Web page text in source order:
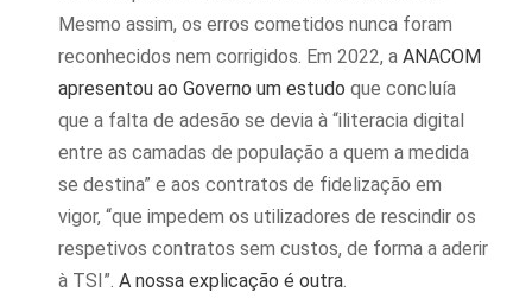
Mesmo assim, os erros cometidos nunca foram
reconhecidos nem corrigidos. Em 2022, a ANACOM
apresentou ao Governo um estudo que concluía
que a falta de adesão se devia à “iliteracia digital
entre as camadas de população a quem a medida
se destina” e aos contratos de fidelização em
vigor, “que impedem os utilizadores de rescindir os
respetivos contratos sem custos, de forma a aderir
à TSI”. A nossa explicação é outra.